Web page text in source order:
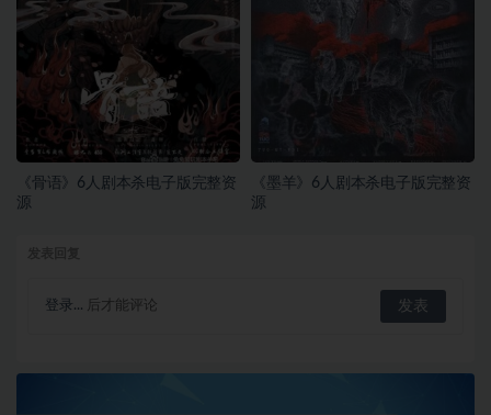
《骨语》6人剧本杀电子版完整资
源
《墨羊》6人剧本杀电子版完整资
源
登录... 后才能评论